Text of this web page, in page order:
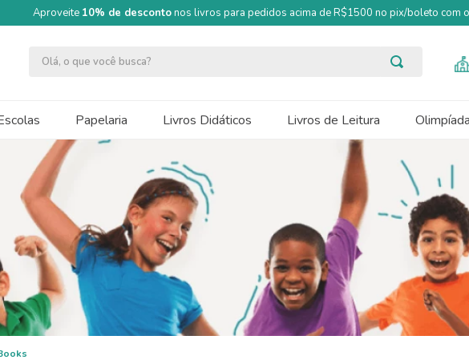
Aproveite 10% de descontonos livros para pedidos acima de R$1500 no pix/boleto com
Olá, o que você busca?
Papelaria Livros Didáticos Livros de Leitura
240g 50x70
soft 500g